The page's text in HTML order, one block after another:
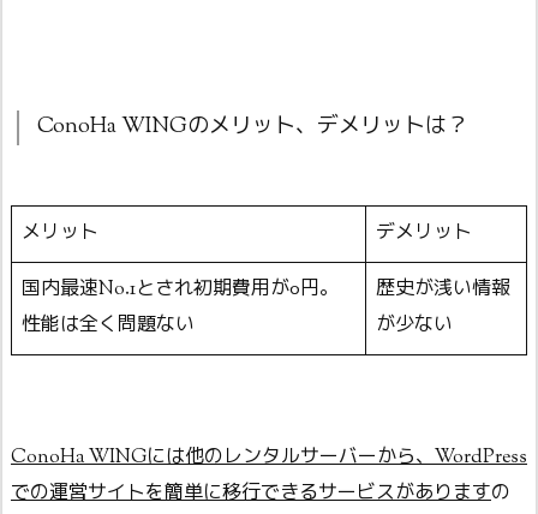
ConoHa WINGのメリット、デメリットは？
メリット デメリット
国内最速No.1とされ初期費用が0円。
性能は全く問題ない
歴史が浅い情報
が少ない
ConoHa WINGには他のレンタルサーバーから、WordPress
での運営サイトを簡単に移行できるサービスがありますの